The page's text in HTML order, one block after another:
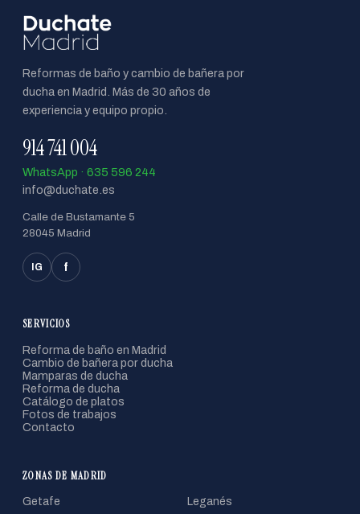
Reformas de baño y cambio de bañera por
ducha en Madrid. Más de 30 años de
experiencia y equipo propio.
914 741 004
WhatsApp · 635 596 244
info@duchate.es
Calle de Bustamante 5
28045 Madrid
IG f
SERVICIOS
Reforma de baño en Madrid
Cambio de bañera por ducha
Mamparas de ducha
Reforma de ducha
Catálogo de platos
Fotos de trabajos
Contacto
ZONAS DE MADRID
Getafe Leganés